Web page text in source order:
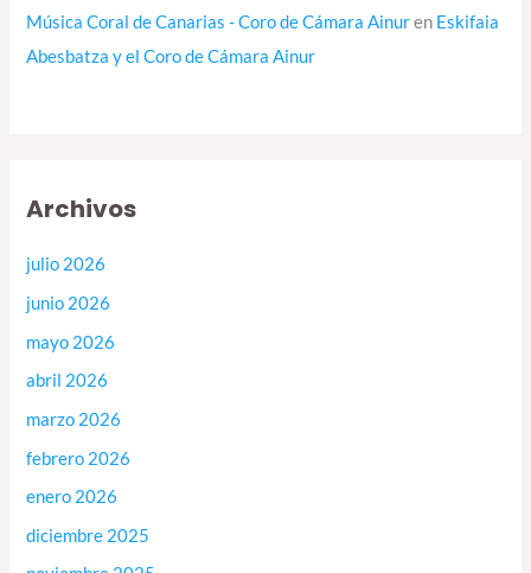
Música Coral de Canarias - Coro de Cámara Ainuren Eskifaia
Abesbatza y el Coro de Cámara Ainur
Archivos
julio 2026
junio 2026
mayo 2026
abril 2026
marzo 2026
febrero 2026
enero 2026
diciembre 2025